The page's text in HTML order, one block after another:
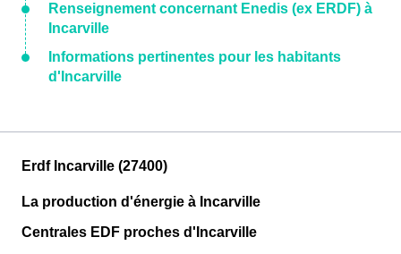
Renseignement concernant Enedis (ex ERDF) à
Incarville
Informations pertinentes pour les habitants
d'Incarville
Erdf Incarville (27400)
La production d'énergie à Incarville
Centrales EDF proches d'Incarville